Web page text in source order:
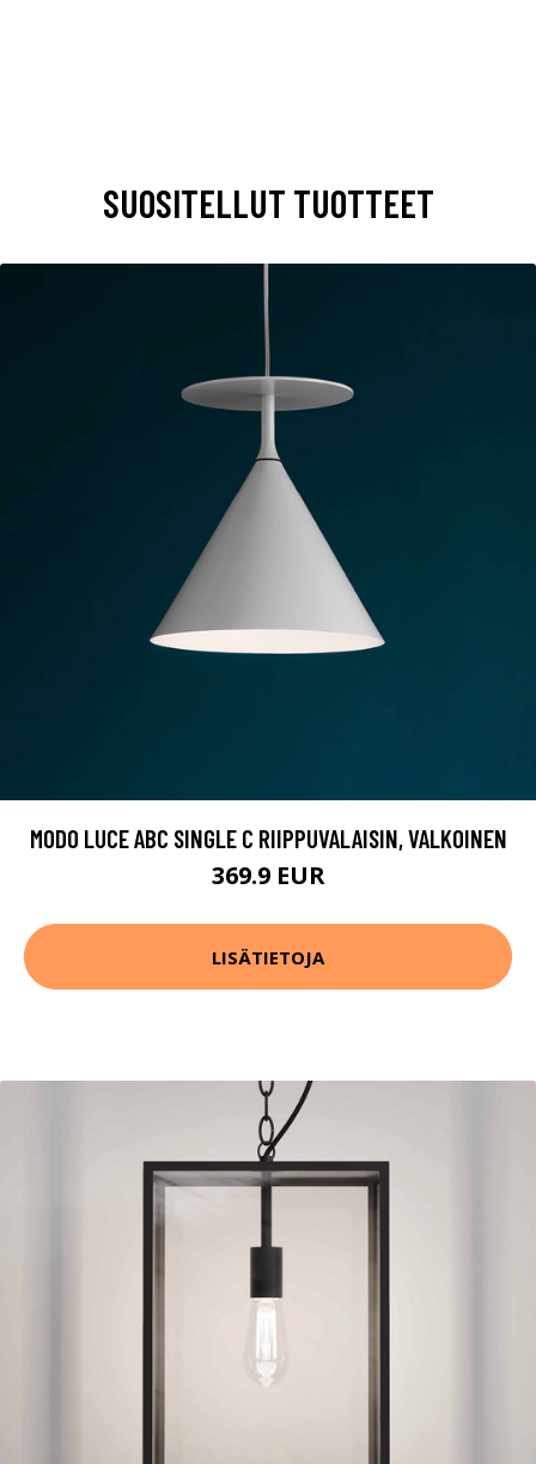
SUOSITELLUT TUOTTEET
MODO LUCE ABC SINGLE C RIIPPUVALAISIN, VALKOINEN
369.9 EUR
LISÄTIETOJA